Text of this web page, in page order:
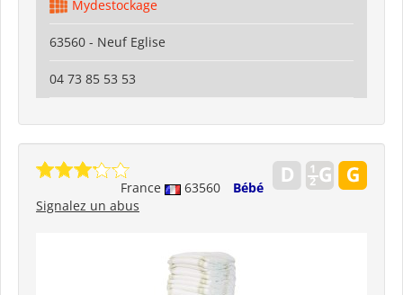
Mydestockage
63560 - Neuf Eglise
04 73 85 53 53
France 63560
Bébé
Signalez un abus